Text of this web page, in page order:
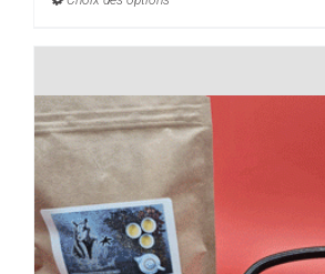
plusieurs
variations.
Les
options
peuvent
être